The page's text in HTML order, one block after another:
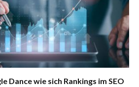
Dance wie sich Rankings im SEO